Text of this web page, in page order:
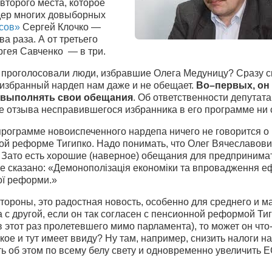
места, которое
многих довыборных
Сергей Клочко —
раза. А от третьего
Савченко — в три.
люди, избравшие Олега Медуницу? Сразу
нардеп нам даже и не обещает. Во–первых, он
свои обещания. Об ответственности
отзыва несправившегося избранника в его программе ни
новоиспеченного нардепа ничего не говорится о
реформе Тигипко. Надо понимать, что Олег
Зато есть хорошие (наверное) обещания для
сказано: «Демонополізація економіки та впровадження
реформи.»
это радостная новость, особенно для среднего и
с другой, если он так согласен с пенсионной реформой
этот раз пролетевшего мимо парламента), то может он
и тут имеет ввиду? Ну там, например, снизить налоги
об этом по всему белу свету и одновременно увеличить